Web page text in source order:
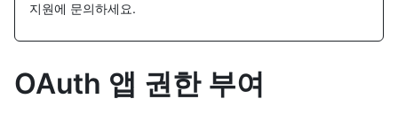
지원에 문의하세요.
OAuth 앱 권한 부여